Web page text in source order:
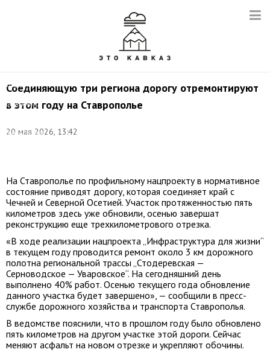
Соединяющую три региона дорогу отремонтируют
в этом году на Ставрополье
20 мая 2026, 13:42
соцсети
Министерства
дорожного
транспорта
На Ставрополье по профильному нацпроекту в нормативное
состояние приводят дорогу, которая соединяет край с
Чечней и Северной Осетией. Участок протяженностью пять
километров здесь уже обновили, осенью завершат
реконструкцию еще трехкилометрового отрезка.
«В ходе реализации нацпроекта „Инфраструктура для жизни“
в текущем году проводится ремонт около 3 км дорожного
полотна региональной трассы „Стодеревская —
Серноводское — Уваровское“. На сегодняшний день
выполнено 40% работ. Осенью текущего года обновление
данного участка будет завершено», — сообщили в пресс-
службе дорожного хозяйства и транспорта Ставрополья.
В ведомстве пояснили, что в прошлом году было обновлено
пять километров на другом участке этой дороги. Сейчас
меняют асфальт на новом отрезке и укрепляют обочины.